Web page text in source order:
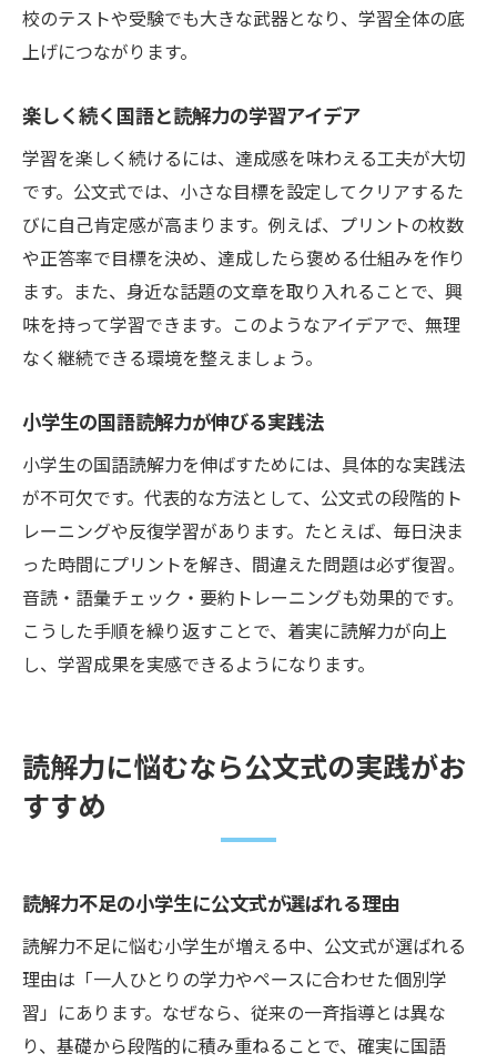
校のテストや受験でも大きな武器となり、学習全体の底
上げにつながります。
楽しく続く国語と読解力の学習アイデア
学習を楽しく続けるには、達成感を味わえる工夫が大切
です。公文式では、小さな目標を設定してクリアするた
びに自己肯定感が高まります。例えば、プリントの枚数
や正答率で目標を決め、達成したら褒める仕組みを作り
ます。また、身近な話題の文章を取り入れることで、興
味を持って学習できます。このようなアイデアで、無理
なく継続できる環境を整えましょう。
小学生の国語読解力が伸びる実践法
小学生の国語読解力を伸ばすためには、具体的な実践法
が不可欠です。代表的な方法として、公文式の段階的ト
レーニングや反復学習があります。たとえば、毎日決ま
った時間にプリントを解き、間違えた問題は必ず復習。
音読・語彙チェック・要約トレーニングも効果的です。
こうした手順を繰り返すことで、着実に読解力が向上
し、学習成果を実感できるようになります。
読解力に悩むなら公文式の実践がお
すすめ
読解力不足の小学生に公文式が選ばれる理由
読解力不足に悩む小学生が増える中、公文式が選ばれる
理由は「一人ひとりの学力やペースに合わせた個別学
習」にあります。なぜなら、従来の一斉指導とは異な
り、基礎から段階的に積み重ねることで、確実に国語